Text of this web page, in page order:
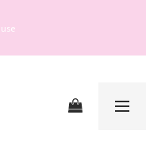
質，自 2025 年 6 月 26 日起，